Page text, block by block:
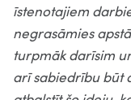
īstenotajiem
negrasāmies
turpmāk darīsim
arī sabiedrību būt